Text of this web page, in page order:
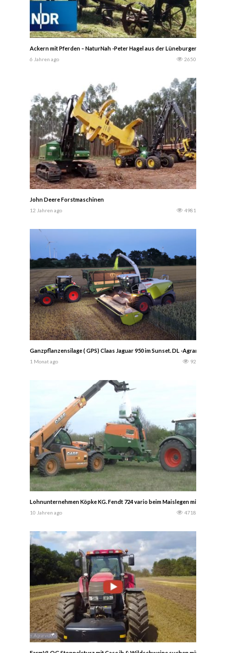
Ackern mit Pferden – NaturNah -Peter Hagel aus der Lüneburger Heide
6 Jahren ago 2650
John Deere Forstmaschinen
12 Jahren ago 4981
Ganzpflanzensilage ( GPS) Claas Jaguar 950 im Sunset. DL -Agrar
1 Monat ago 92
Lohnunternehmen Köpke KG. Fendt 724 vario beim Maislegen mit Amazone
10 Jahren ago 4718